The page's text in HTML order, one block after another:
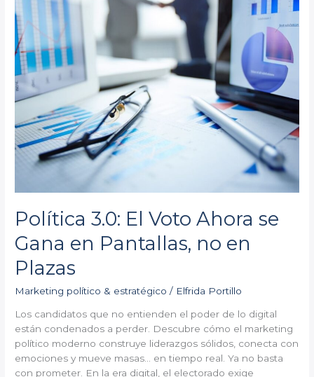
Política 3.0: El Voto Ahora se
Gana en Pantallas, no en
Plazas
Marketing político & estratégico / Elfrida Portillo
Los candidatos que no entienden el poder de lo digital
están condenados a perder. Descubre cómo el marketing
político moderno construye liderazgos sólidos, conecta con
emociones y mueve masas… en tiempo real. Ya no basta
con prometer. En la era digital, el electorado exige
en
Pantallas,
no
en
Plazas